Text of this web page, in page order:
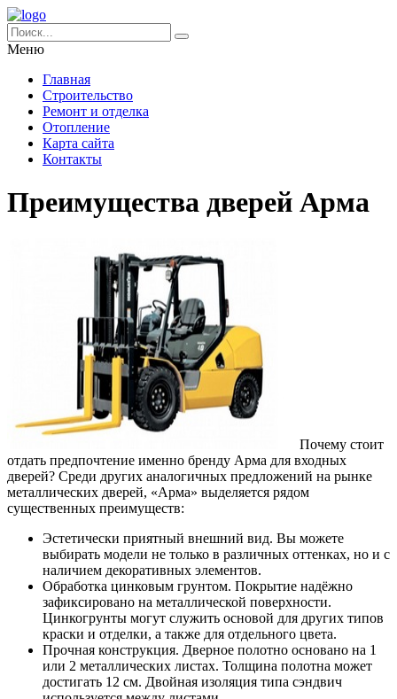
Меню
Главная
Строительство
Ремонт и отделка
Отопление
Карта сайта
Контакты
Преимущества дверей Арма
Почему стоит
отдать предпочтение именно бренду Арма для входных
дверей? Среди других аналогичных предложений на рынке
металлических дверей, «Арма» выделяется рядом
существенных преимуществ:
Эстетически приятный внешний вид. Вы можете
выбирать модели не только в различных оттенках, но и с
наличием декоративных элементов.
Обработка цинковым грунтом. Покрытие надёжно
зафиксировано на металлической поверхности.
Цинкогрунты могут служить основой для других типов
краски и отделки, а также для отдельного цвета.
Прочная конструкция. Дверное полотно основано на 1
или 2 металлических листах. Толщина полотна может
достигать 12 см. Двойная изоляция типа сэндвич